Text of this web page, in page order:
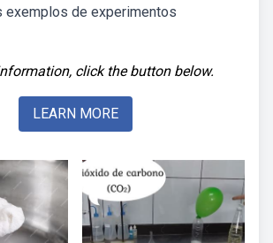
exemplos de experimentos
click the button below.
LEARN MORE